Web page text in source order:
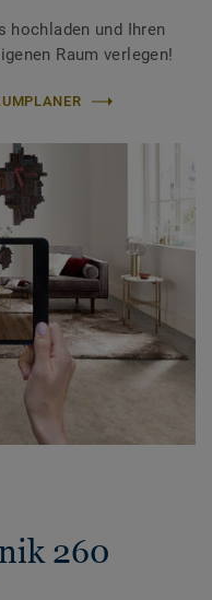
hochladen und Ihren
Raum verlegen!
260